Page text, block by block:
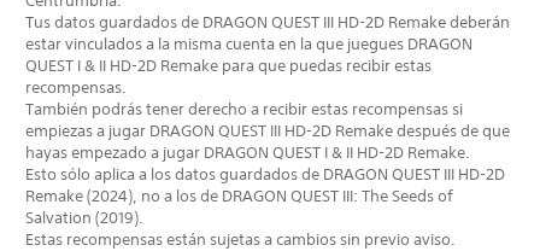
Tus datos guardados de DRAGON QUEST III HD-2D Remake deberán
estar vinculados a la misma cuenta en la que juegues DRAGON
QUEST I & II HD-2D Remake para que puedas recibir estas
recompensas.
También podrás tener derecho a recibir estas recompensas si
empiezas a jugar DRAGON QUEST III HD-2D Remake después de que
hayas empezado a jugar DRAGON QUEST I & II HD-2D Remake.
Esto sólo aplica a los datos guardados de DRAGON QUEST III HD-2D
Remake (2024), no a los de DRAGON QUEST III: The Seeds of
Salvation (2019).
Estas recompensas están sujetas a cambios sin previo aviso.